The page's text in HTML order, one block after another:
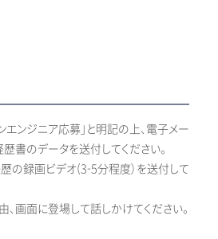
エンジニア応募」と明記の上、電子メー
書のデータを送付してください。
の録画ビデオ(3-5分程度）を送付して
画面に登場して話しかけてください。